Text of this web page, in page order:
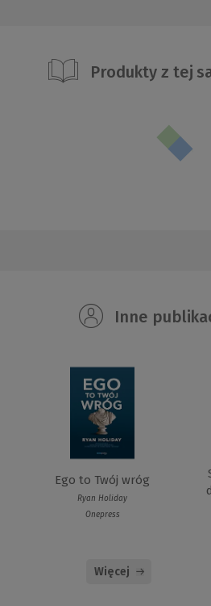
Produkty z tej
Inne
Ego to Twój wróg
Ryan Holiday
Onepress
Więcej